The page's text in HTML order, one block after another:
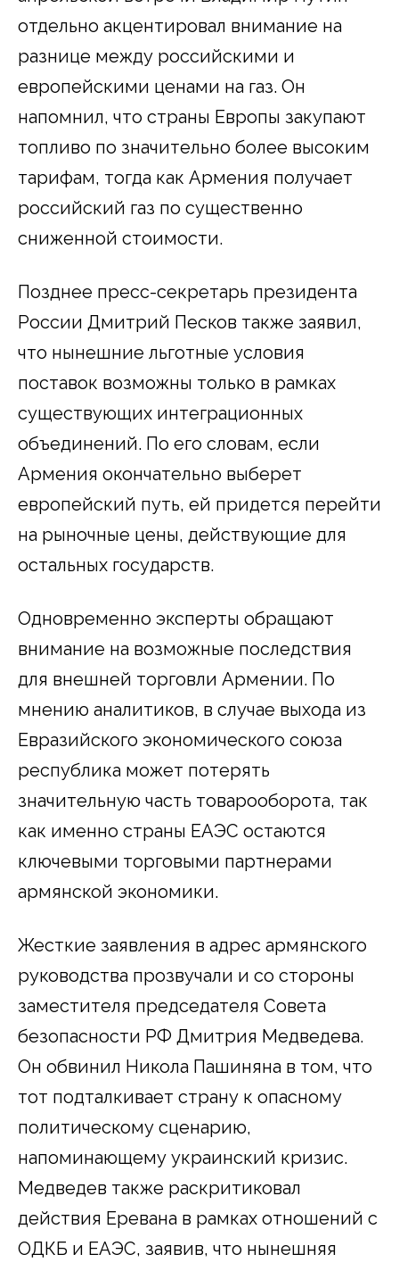
отдельно акцентировал внимание на
разнице между российскими и
европейскими ценами на газ. Он
напомнил, что страны Европы закупают
топливо по значительно более высоким
тарифам, тогда как Армения получает
российский газ по существенно
сниженной стоимости.
Позднее пресс-секретарь президента
России Дмитрий Песков также заявил,
что нынешние льготные условия
поставок возможны только в рамках
существующих интеграционных
объединений. По его словам, если
Армения окончательно выберет
европейский путь, ей придется перейти
на рыночные цены, действующие для
остальных государств.
Одновременно эксперты обращают
внимание на возможные последствия
для внешней торговли Армении. По
мнению аналитиков, в случае выхода из
Евразийского экономического союза
республика может потерять
значительную часть товарооборота, так
как именно страны ЕАЭС остаются
ключевыми торговыми партнерами
армянской экономики.
Жесткие заявления в адрес армянского
руководства прозвучали и со стороны
заместителя председателя Совета
безопасности РФ Дмитрия Медведева.
Он обвинил Никола Пашиняна в том, что
тот подталкивает страну к опасному
политическому сценарию,
напоминающему украинский кризис.
Медведев также раскритиковал
действия Еревана в рамках отношений с
ОДКБ и ЕАЭС, заявив, что нынешняя